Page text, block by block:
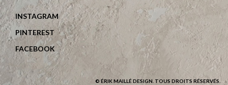
INSTAGRAM
PINTEREST
FACEBOOK
© ÉRIK MAILLÉ DESIGN. TOUS DROITS RÉSERVÉS.